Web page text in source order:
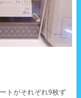
トがそれぞれ9枚ず